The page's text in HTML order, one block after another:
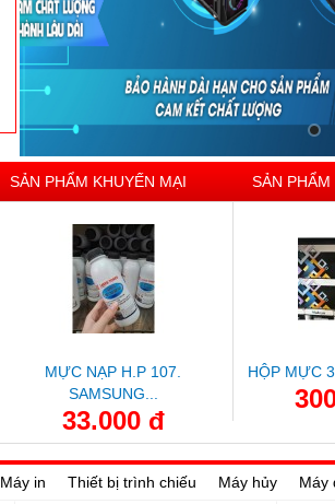
SẢN PHẨM KHUYẾN MẠI SẢN PHẨM
MỰC NẠP H.P 107.
SAMSUNG...
33.000 đ
HỘP MỰC
Máy in Thiết bị trình chiếu Máy hủy Máy